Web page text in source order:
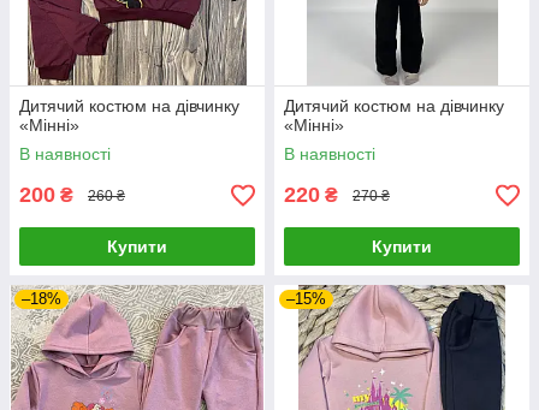
Дитячий костюм на дівчинку
«Мінні»
В наявності
200 ₴ 260 ₴
Купити
Дитячий костюм на дівчинку
«Мінні»
В наявності
220 ₴ 270 ₴
Купити
–18% –15%